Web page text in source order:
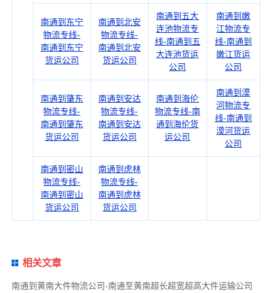
南通到东宁
物流专线-
南通到东宁
货运公司
南通到北安
物流专线-
南通到北安
货运公司
南通到五大
连池物流专
线-南通到五
大连池货运
公司
南通到嫩
江物流专
线-南通到
嫩江货运
公司
南通到肇东
物流专线-
南通到肇东
货运公司
南通到安达
物流专线-
南通到安达
货运公司
南通到海伦
物流专线-南
通到海伦货
运公司
南通到漠
河物流专
线-南通到
漠河货运
公司
南通到密山
物流专线-
南通到密山
货运公司
南通到虎林
物流专线-
南通到虎林
货运公司
相关文章
南通到黄南大件物流公司-南通至黄南超长超宽超高大件运输公司